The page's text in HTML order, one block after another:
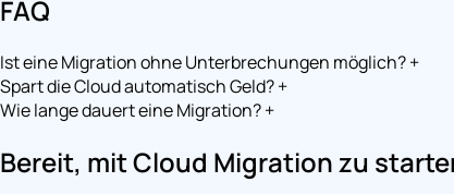
FAQ
Ist eine Migration ohne Unterbrechungen möglich?+
Spart die Cloud automatisch Geld?+
Wie lange dauert eine Migration?+
Bereit, mit Cloud Migration zu